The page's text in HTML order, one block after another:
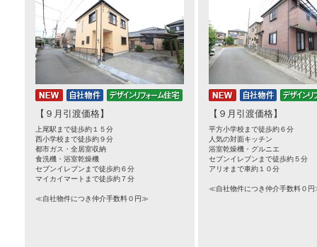
【９月引渡価格】
上尾駅まで徒歩約１５分
西小学校まで徒歩約９分
都市ガス・全居室収納
食洗機・浴室乾燥機
セブンイレブンまで徒歩約６分
マイカイマートまで徒歩約７分
≪自社物件につき仲介手数料０円≫
【９月引渡価格】
平方小学校まで徒歩約６分
人気の対面キッチン
浴室乾燥機・グルニエ
セブンイレブンまで徒歩約５分
アリオまで車約１０分
≪自社物件につき仲介手数料０